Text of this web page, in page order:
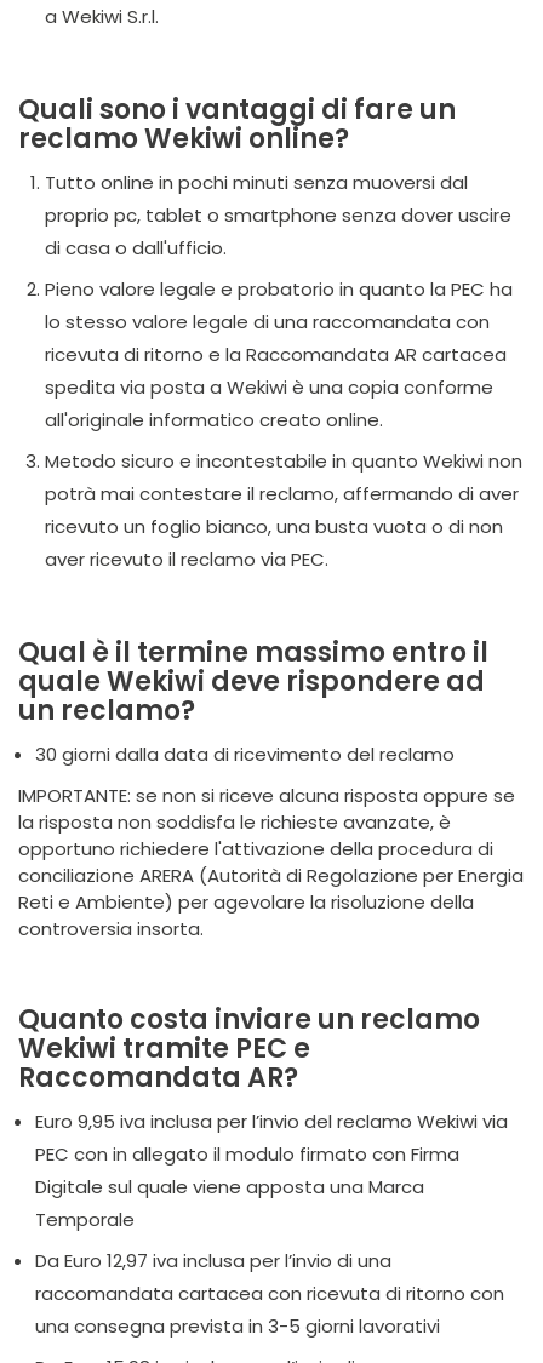
a Wekiwi S.r.l.
Quali sono i vantaggi di fare un
reclamo Wekiwi online?
Tutto online in pochi minuti senza muoversi dal
proprio pc, tablet o smartphone senza dover uscire
di casa o dall'ufficio.
Pieno valore legale e probatorio in quanto la PEC ha
lo stesso valore legale di una raccomandata con
ricevuta di ritorno e la Raccomandata AR cartacea
spedita via posta a Wekiwi è una copia conforme
all'originale informatico creato online.
Metodo sicuro e incontestabile in quanto Wekiwi non
potrà mai contestare il reclamo, affermando di aver
ricevuto un foglio bianco, una busta vuota o di non
aver ricevuto il reclamo via PEC.
Qual è il termine massimo entro il
quale Wekiwi deve rispondere ad
un reclamo?
30 giorni dalla data di ricevimento del reclamo
IMPORTANTE: se non si riceve alcuna risposta oppure se
la risposta non soddisfa le richieste avanzate, è
opportuno richiedere l'attivazione della procedura di
conciliazione ARERA (Autorità di Regolazione per Energia
Reti e Ambiente) per agevolare la risoluzione della
controversia insorta.
Quanto costa inviare un reclamo
Wekiwi tramite PEC e
Raccomandata AR?
Euro 9,95 iva inclusa per l’invio del reclamo Wekiwi via
PEC con in allegato il modulo firmato con Firma
Digitale sul quale viene apposta una Marca
Temporale
Da Euro 12,97 iva inclusa per l’invio di una
raccomandata cartacea con ricevuta di ritorno con
una consegna prevista in 3-5 giorni lavorativi